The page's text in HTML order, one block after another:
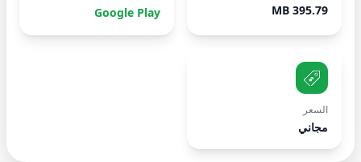
395.79 MB
Google Play
السعر
مجاني